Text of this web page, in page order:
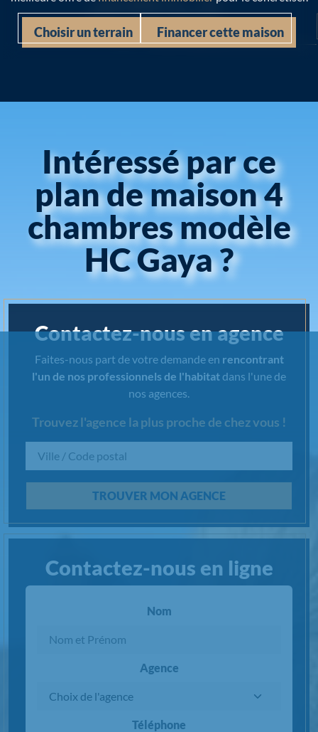
Choisir un terrain Financer cette maison
Intéressé par ce
plan de maison 4
chambres modèle
HC Gaya ?
Contactez-nous en agence
Faites-nous part de votre demande en rencontrant
l'un de nos professionnels de l'habitat dans l'une de
nos agences.
Trouvez l'agence la plus proche de chez vous !
Chargement...
TROUVER MON AGENCE
Contactez-nous en ligne
Nom
Agence
Téléphone